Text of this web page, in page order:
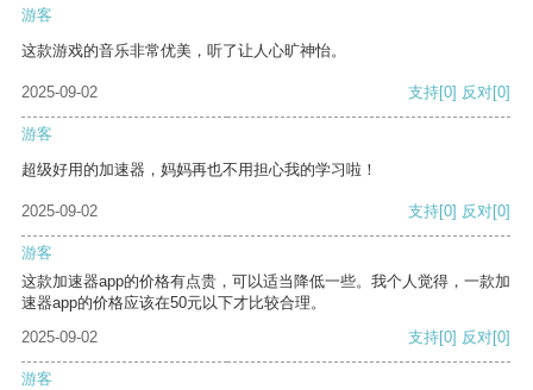
游客
这款游戏的音乐非常优美，听了让人心旷神怡。
2025-09-02 支持[0] 反对[0]
游客
超级好用的加速器，妈妈再也不用担心我的学习啦！
2025-09-02 支持[0] 反对[0]
游客
这款加速器app的价格有点贵，可以适当降低一些。我个人觉得，一款加
速器app的价格应该在50元以下才比较合理。
2025-09-02
支持[0] 反对[0]
游客